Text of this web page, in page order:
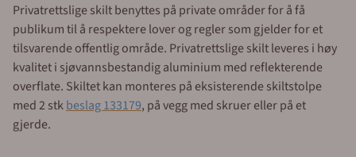
Privatrettslige skilt benyttes på private områder for å få
publikum til å respektere lover og regler som gjelder for et
tilsvarende offentlig område. Privatrettslige skilt leveres i høy
kvalitet i sjøvannsbestandig aluminium med reflekterende
overflate. Skiltet kan monteres på eksisterende skiltstolpe
med 2 stkbeslag 133179, på vegg med skruer eller på et
gjerde.